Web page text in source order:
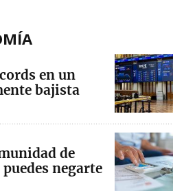
en un
bajista
de
negarte